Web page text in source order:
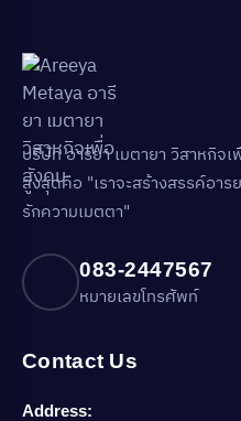
บริษัท อารียา เมตายา วิสาหกิจ
สูงสุดคือ "เราจะสร้างสรรค์อา
รักความเมตตา"
083-2447567
หมายเลขโทรศัพท์
Contact Us
Address: